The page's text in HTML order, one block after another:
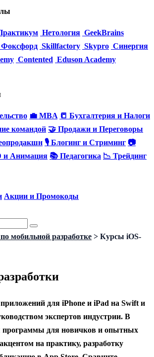
Нетология GeekBrains
Фоксфорд Skillfactory Skypro Синергия
Contented Eduson Academy
💼 MBA 📒 Бухгалтерия и Налоги
командой 🤝 Продажи и Переговоры
🎙 Блогинг и Стриминг 📷
и Анимация 📚 Педагогика 📉 Трейдинг
Акции и Промокоды
мобильной разработке > Курсы iOS-
приложений для iPhone и iPad на Swift и
экспертов индустрии. В
программы для новичков и опытных
на практику, разработку